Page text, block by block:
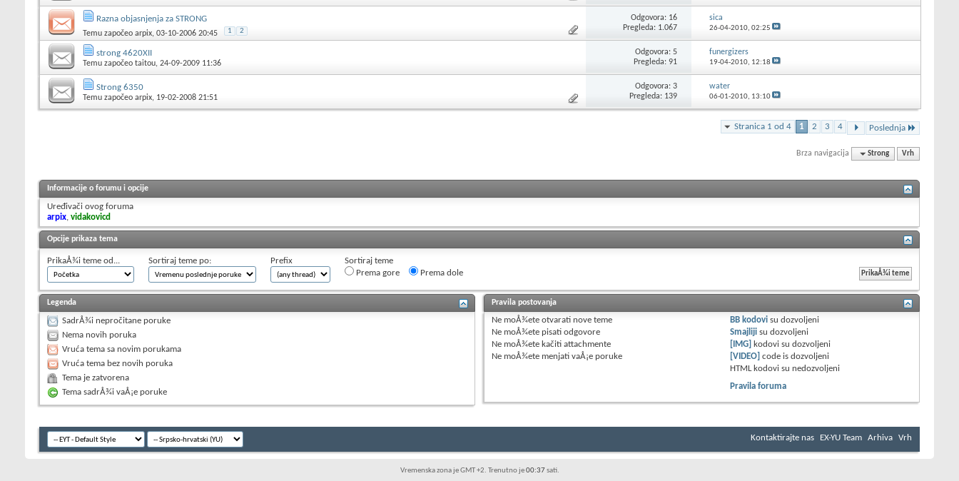
Razna objasnjenja za STRONG
Temu započeo arpix, 03-10-2006 20:45 1 2
Odgovora: 16
Pregleda: 1.067
sica
26-04-2010, 02:25
strong 4620XII
Temu započeo taitou, 24-09-2009 11:36
Odgovora: 5
Pregleda: 91
funergizers
19-04-2010, 12:18
Strong 6350
Temu započeo arpix, 19-02-2008 21:51
Odgovora: 3
Pregleda: 139
water
06-01-2010, 13:10
Stranica 1 od 4 1 2 3 4 Poslednja
Brza navigacija Strong Vrh
Informacije o forumu i opcije
Uređivači ovog foruma
arpix, vidakovicd
Opcije prikaza tema
PrikaÅ¾i teme od... Sortiraj teme po: Prefix
Sortiraj teme
Prema gore
Prema dole
Legenda
SadrÅ¾i nepročitane poruke
Nema novih poruka
Vruća tema sa novim porukama
Vruća tema bez novih poruka
Tema je zatvorena
Tema sadrÅ¾i vaÅ¡e poruke
Pravila postovanja
Ne moÅ¾ete otvarati nove teme
Ne moÅ¾ete pisati odgovore
Ne moÅ¾ete kačiti attachmente
Ne moÅ¾ete menjati vaÅ¡e poruke
BB kodovi sudozvoljeni
Smajliji sudozvoljeni
[IMG] kodovi sudozvoljeni
[VIDEO] code isdozvoljeni
HTML kodovi su nedozvoljeni
Pravila foruma
Kontaktirajte nas EX-YU Team Arhiva Vrh
Vremenska zona je GMT +2. Trenutno je00:37sati.